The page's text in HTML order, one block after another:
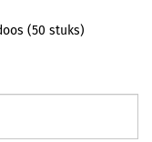
(50 stuks)